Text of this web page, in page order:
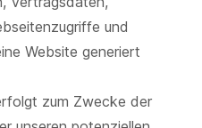
und
Website generiert
zum Zwecke der